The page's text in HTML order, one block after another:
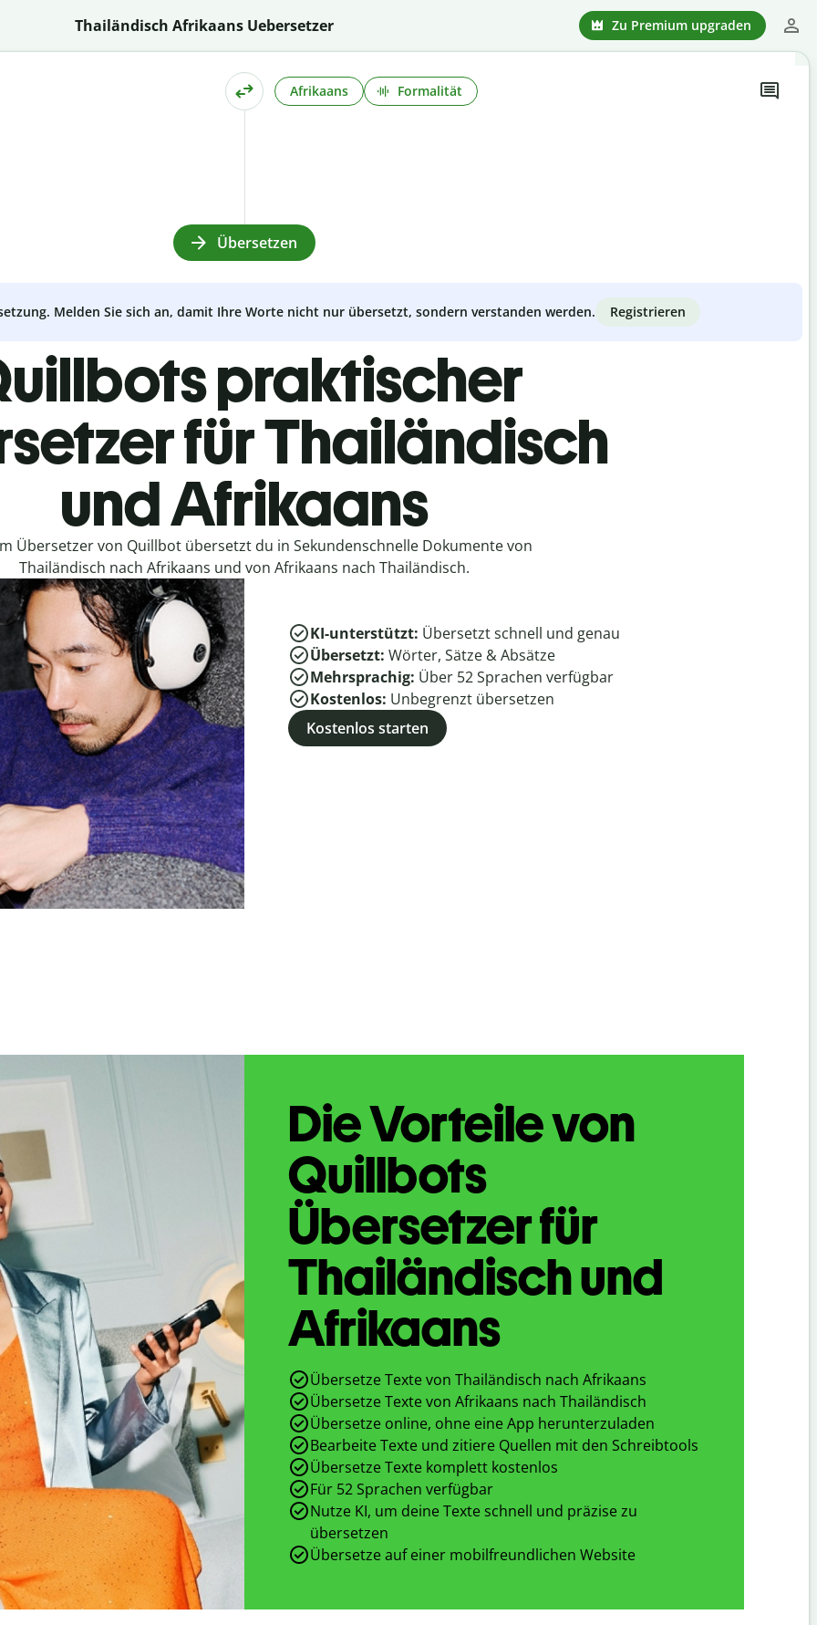
Thailändisch Afrikaans Uebersetzer Zu Premium upgraden
Afrikaans Formalität
Übersetzen
Melden Sie sich an, damit Ihre Worte nicht nur übersetzt, sondern verstanden werden. Registrieren
praktischer
für Thailändisch
und Afrikaans
Übersetzer von Quillbot übersetzt du in Sekundenschnelle Dokumente von
Thailändisch nach Afrikaans und von Afrikaans nach Thailändisch.
KI-unterstützt: Übersetzt schnell und genau
Übersetzt: Wörter, Sätze & Absätze
Mehrsprachig: Über 52Sprachen verfügbar
Kostenlos: Unbegrenzt übersetzen
Kostenlos starten
Die Vorteile von
Quillbots
Übersetzer für
Thailändisch und
Afrikaans
Übersetze Texte von Thailändisch nach Afrikaans
Übersetze Texte von Afrikaans nach Thailändisch
Übersetze online, ohne eine App herunterzuladen
Bearbeite Texte und zitiere Quellen mit den Schreibtools
Übersetze Texte komplett kostenlos
Für 52 Sprachen verfügbar
Nutze KI, um deine Texte schnell und präzise zu
übersetzen
Übersetze auf einer mobilfreundlichen Website